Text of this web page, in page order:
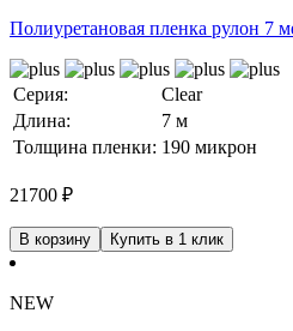
Полиуретановая пленка рулон 7
Серия:
Clear
Длина:
7 м
Толщина пленки: 190 микрон
21700 ₽
В корзину Купить в 1 клик
NEW